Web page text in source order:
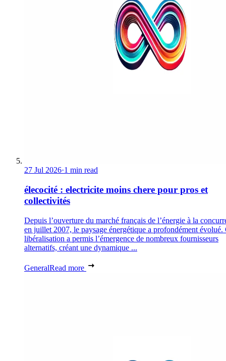
27 Jul 2026·1 min read
élecocité : electricite moins chere pour pros et
collectivités
Depuis l’ouverture du marché français de l’énergie à la
en juillet 2007, le paysage énergétique a profondément évolué.
libéralisation a permis l’émergence de nombreux fournisseurs
alternatifs, créant une dynamique ...
GeneralRead more